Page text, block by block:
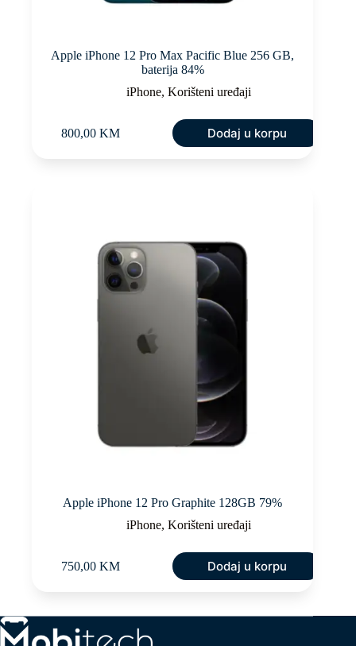
Apple iPhone 12 Pro Max Pacific Blue 256 GB,
baterija 84%
iPhone, Korišteni uređaji
800,00 KM Dodaj u korpu
Apple iPhone 12 Pro Graphite 128GB 79%
iPhone, Korišteni uređaji
750,00 KM Dodaj u korpu